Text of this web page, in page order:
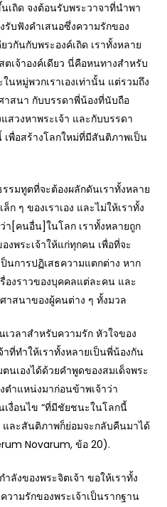
เถิด จงต้อนรับพระวาจาที่นำพา
รับฟังคำเสนอซึ่งความรักของ
กันกับพระองค์เถิด เราทั้งหลาย
เจ้าองค์เดียว นี่คือหนทางสำหรับ
นหมู่พวกเราเองเท่านั้น แต่รวมถึง
สนา กับบรรดาพี่น้องที่นับถือ
วงหาพระเจ้า และกับบรรดา
พื่อสร้างโลกใหม่ที่มีสันติภาพเป็น
ตที่จะต้องผลักดันเราทั้งหลาย
ๆ ของเราเอง และไม่ให้เราทั้ง
า[คนอื่น]ในโลก เราทั้งหลายถูก
งพระเจ้าให้แก่ทุกคน เพื่อที่จะ
นการปฏิเสธความแตกต่าง หาก
องราวของบุคคลแต่ละคน และ
สนาของผู้คนต่าง ๆ ทั้งมวล
าสำหรับความรัก หัวใจของ
ที่ทำให้เราทั้งหลายเป็นพี่น้องกัน
นเองได้ด้วยคำพูดของสมเด็จพระ
ำแหน่งมาก่อนข้าพเจ้าว่า
เงื่อนไข “ที่มีชัยชนะในโลกนี้
และสันติภาพก็ย่อมจะกลับคืนมาได้
Novarum, ข้อ 20).
ของพระจิตเจ้า ขอให้เราทั้ง
ามรักของพระเจ้าเป็นรากฐาน